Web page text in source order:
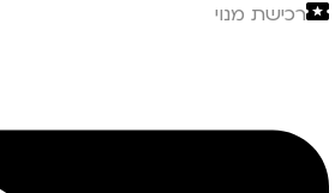
רכישת מנוי